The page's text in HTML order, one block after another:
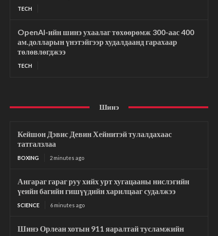
TECH
OpenAI-ийн шинэ ухаалаг төхөөрөмж 300-аас 400
ам.долларын үнэтэйгээр худалдаанд гарахаар
төлөвлөгджээ
TECH
Шинэ
Кейшон Дэвис Девин Хейнитэй тулалдахаас
татгалзлаа
BOXING 2 minutes ago
Ангараг гараг руу хийх урт хугацааны нислэгийн
үеийн багийн гишүүдийн харилцааг судалжээ
SCIENCE 6 minutes ago
Шинэ Орлеан хотын 911 яаралтай тусламжийн